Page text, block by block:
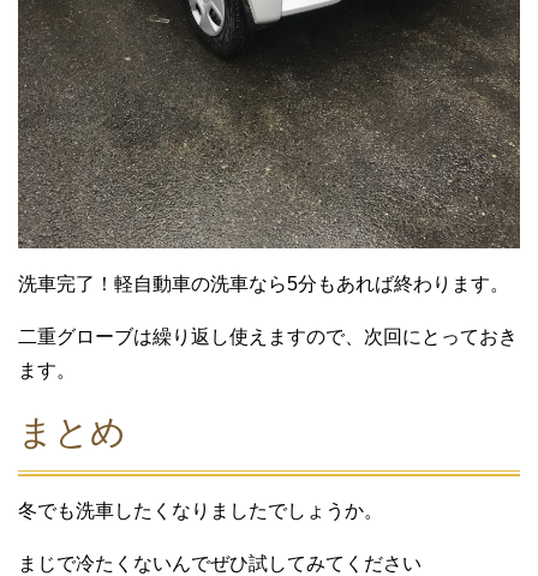
洗車完了！軽自動車の洗車なら5分もあれば終わります。
二重グローブは繰り返し使えますので、次回にとっておき
ます。
まとめ
冬でも洗車したくなりましたでしょうか。
まじで冷たくないんでぜひ試してみてください